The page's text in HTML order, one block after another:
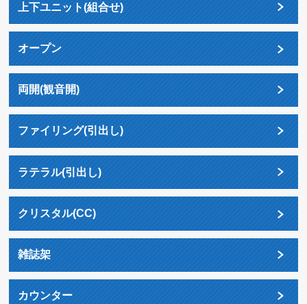
上下ユニット(組合せ)
オープン
両開(観音開)
ファイリング(引出し)
ラテラル(引出し)
クリスタル(CC)
雑誌架
カウンター